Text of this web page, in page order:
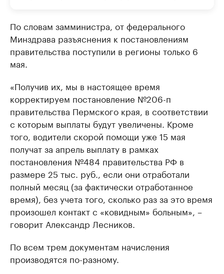
По словам замминистра, от федерального
Минздрава разъяснения к постановлениям
правительства поступили в регионы только 6
мая.
«Получив их, мы в настоящее время
корректируем постановление №206-п
правительства Пермского края, в соответствии
с которым выплаты будут увеличены. Кроме
того, водители скорой помощи уже 15 мая
получат за апрель выплату в рамках
постановления №484 правительства РФ в
размере 25 тыс. руб., если они отработали
полный месяц (за фактически отработанное
время), без учета того, сколько раз за это время
произошел контакт с «ковидным» больным», –
говорит Александр Лесников.
По всем трем документам начисления
производятся по-разному.